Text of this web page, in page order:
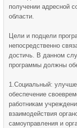
получении адресной
области.
Цели и подцели
непосредственно
достичь. В данном
программы должны
1.Социальный:
обеспечение
работникам
взаимодействия
самоуправления и